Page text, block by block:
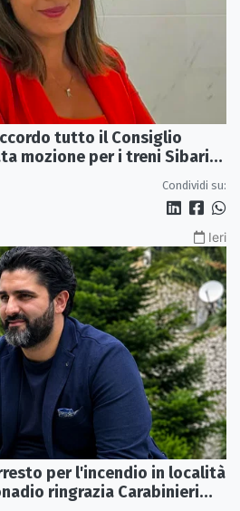
tutto il Consiglio
mozione per i treni Sibari-
Condividi su:
Ieri
per l'incendio in località
ringrazia Carabinieri